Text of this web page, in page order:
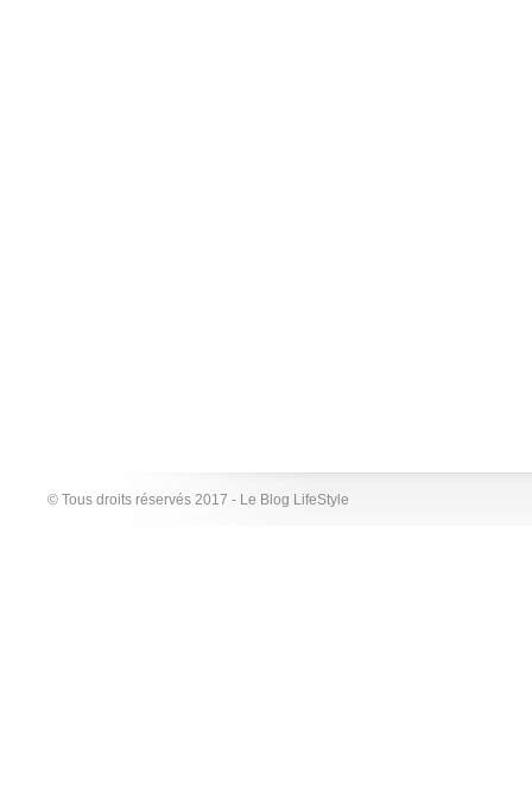
© Tous droits réservés 2017 - Le Blog LifeStyle